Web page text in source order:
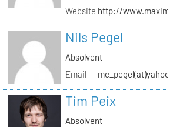
Website http://
Nils Pegel
Absolvent
Email
Tim Peix
Absolvent